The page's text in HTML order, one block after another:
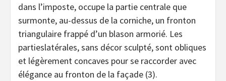
dans l’imposte, occupe la partie centrale que
surmonte, au-dessus de la corniche, un fronton
triangulaire frappé d’un blason armorié. Les
partieslatérales, sans décor sculpté, sont obliques
et légèrement concaves pour se raccorder avec
élégance au fronton de la façade (3).